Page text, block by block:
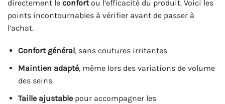
directement le confort ou l’efficacité du produit. Voici les
points incontournables à vérifier avant de passer à
l’achat.
Confort général, sans coutures irritantes
Maintien adapté, même lors des variations de volume
des seins
Taille ajustablepour accompagner les